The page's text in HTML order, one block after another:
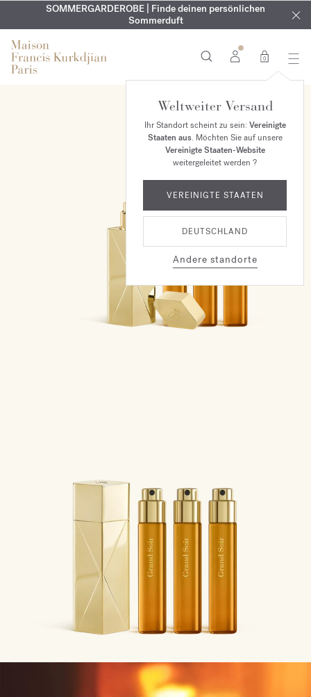
EXKLUSIV | Erhalten Sie OUD velvet moodin Ihrer Bestellung*
KOSTENLOSE GRAVUR | Auf alle Düfte und Körperöle bis zum
9. August
SOMMERGARDEROBE | Finde deinen persönlichen
Sommerduft
0
Weltweiter Versand
Ihr Standort scheint zu sein: Vereinigte
Staaten aus. Möchten Sie auf unsere
Vereinigte Staaten-Website
weitergeleitet werden ?
VEREINIGTE STAATEN
DEUTSCHLAND
Andere standorte
ONLINE EXKLUSIV